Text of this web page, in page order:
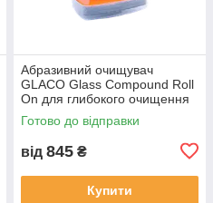
Абразивний очищувач
GLACO Glass Compound Roll
On для глибокого очищення
скла
Готово до відправки
від 845 ₴
Купити